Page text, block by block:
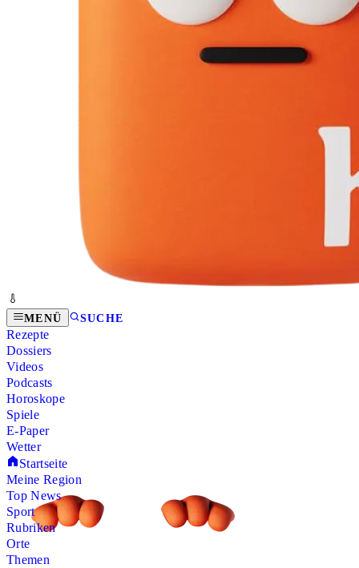
MENÜ SUCHE
Rezepte
Dossiers
Videos
Podcasts
Horoskope
Spiele
E-Paper
Wetter
Startseite
Meine Region
Top News
Sport
Rubriken
Orte
Themen